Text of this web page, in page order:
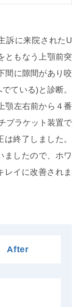
てご覧くださ
矯正装置は完成物
度の対象外とな
。
訴に来院されたU
ともなう上顎前突
間に隙間があり咬
ている)と診断。
顎左右前から４番
ブラケット装置で
終了しました。
ましたので、ホワ
レイに改善されま
After